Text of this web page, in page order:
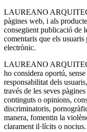
LAUREANO
pàgines web, i als
consegüent publicació de
comentaris que els
electrònic.
LAUREANO
ho considera oportú,
responsabilitat dels
través de les seves
continguts o opinions,
discriminatoris,
manera, fomentin la
clarament il·lícits o nocius.